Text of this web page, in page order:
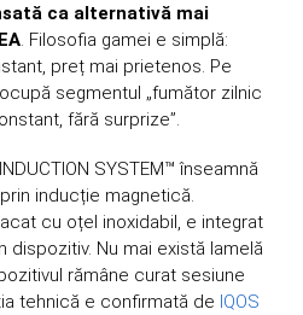
ca alternativă mai
. Filosofia gamei e simplă:
preț mai prietenos. Pe
segmentul „fumător zilnic
fără surprize”.
SYSTEM™ înseamnă
inducție magnetică.
cu oțel inoxidabil, e integrat
dispozitiv. Nu mai există lamelă
rămâne curat sesiune
tehnică e confirmată de IQOS